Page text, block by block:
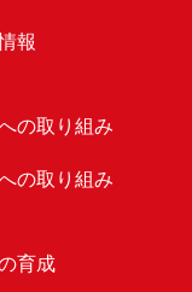
報
の取り組み
の取り組み
育成